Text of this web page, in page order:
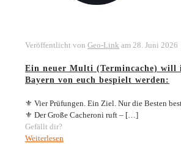
Veröffentlicht von Geo-Link am 28. Juni 2026
Ein neuer Multi (Termincache) will
Bayern von euch bespielt werden:
⚜️ Vier Prüfungen. Ein Ziel. Nur die Besten
⚜️ Der Große Cacheroni ruft – […]
Gefällt dir?
Weiterlesen